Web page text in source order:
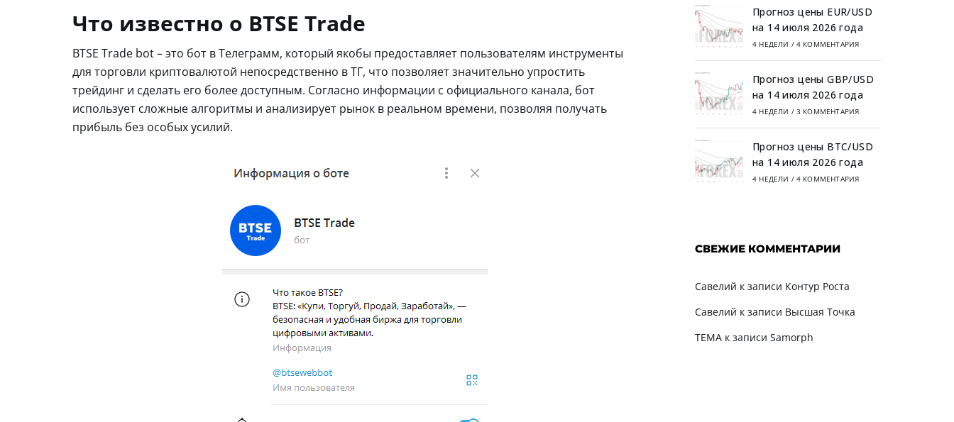
Что известно о BTSE Trade
BTSE Trade bot – это бот в Телеграмм, который якобы предоставляет пользователям инструменты
для торговли криптовалютой непосредственно в ТГ, что позволяет значительно упростить
трейдинг и сделать его более доступным. Согласно информации с официального канала, бот
использует сложные алгоритмы и анализирует рынок в реальном времени, позволяя получать
прибыль без особых усилий.
Прогноз цены EUR/USD
на 14 июля 2026 года
4 НЕДЕЛИ / 4 КОММЕНТАРИЯ
Прогноз цены GBP/USD
на 14 июля 2026 года
4 НЕДЕЛИ / 3 КОММЕНТАРИЯ
Прогноз цены BTC/USD
на 14 июля 2026 года
4 НЕДЕЛИ / 4 КОММЕНТАРИЯ
СВЕЖИЕ КОММЕНТАРИИ
Савелий к записи Контур Роста
Савелий к записи Высшая Точка
TEMAк записи Samorph